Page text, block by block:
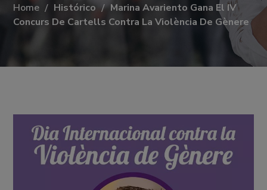
Home Histórico
Marina Avariento Gana El IV
Concurs De Cartells Contra La Violència De Gènere